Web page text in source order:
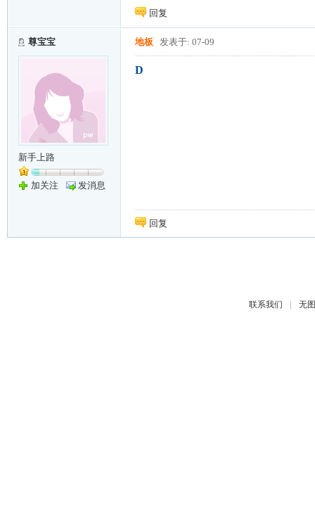
回复
尊宝宝
新手上路
加关注 发消息
地板 发表于: 07-09
D
回复
联系我们 | 无